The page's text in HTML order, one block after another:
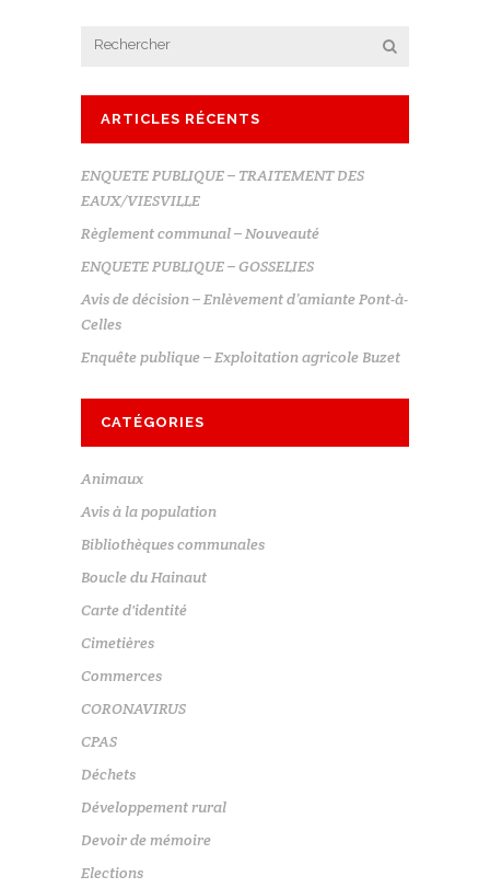
ARTICLES RÉCENTS
ENQUETE PUBLIQUE – TRAITEMENT DES
EAUX/VIESVILLE
Règlement communal – Nouveauté
ENQUETE PUBLIQUE – GOSSELIES
Avis de décision – Enlèvement d’amiante Pont-à-
Celles
Enquête publique – Exploitation agricole Buzet
CATÉGORIES
Animaux
Avis à la population
Bibliothèques communales
Boucle du Hainaut
Carte d'identité
Cimetières
Commerces
CORONAVIRUS
CPAS
Déchets
Développement rural
Devoir de mémoire
Elections